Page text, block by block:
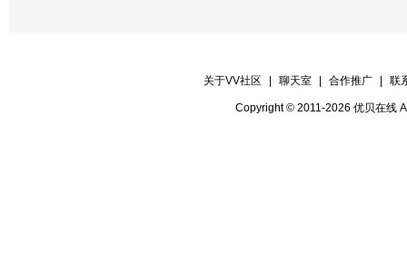
关于VV社区 聊天室 合作推广 联
Copyright © 2011-2026 优贝在线